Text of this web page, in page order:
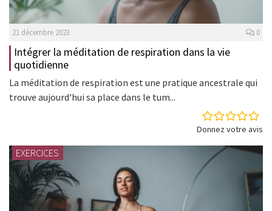
21 décembre 2023 0
Intégrer la méditation de respiration dans la vie
quotidienne
La méditation de respiration est une pratique ancestrale qui
trouve aujourd'hui sa place dans le tum...
Donnez votre avis
EXERCICES